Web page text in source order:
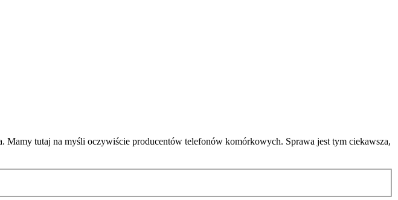
tutaj na myśli oczywiście producentów telefonów komórkowych. Sprawa jest tym ciekawsza,